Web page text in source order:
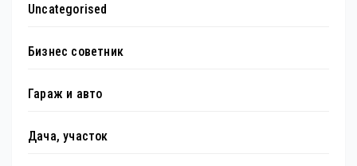
Uncategorised
Бизнес советник
Гараж и авто
Дача, участок